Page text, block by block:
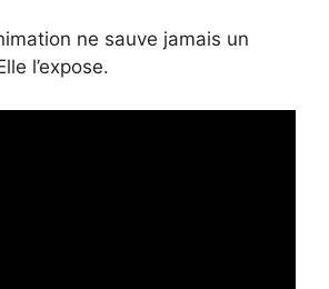
ne sauve jamais un
l’expose.